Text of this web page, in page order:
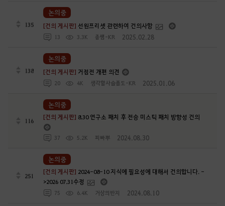
135 [건의 게시판]선원프리셋 관련하여 건의사항
13 3.3K 좀썜-KR 2025.02.28
논의중
138 [건의 게시판] 거점전 개편 의견
20 4K 생각할사슬플도-KR 2025.01.06
논의중
116 [건의 게시판] 8.30 연구소 패치 후 전승 미스틱 패치 방향성 건의
37 5.2K 피빠뿌 2024.08.30
논의중
251
[건의 게시판] 2024-08-10 지식에 필요성에 대해서 건의합니다. -
>2026 07.31수정
75 6.4K 거상의반지 2024.08.10
논의중